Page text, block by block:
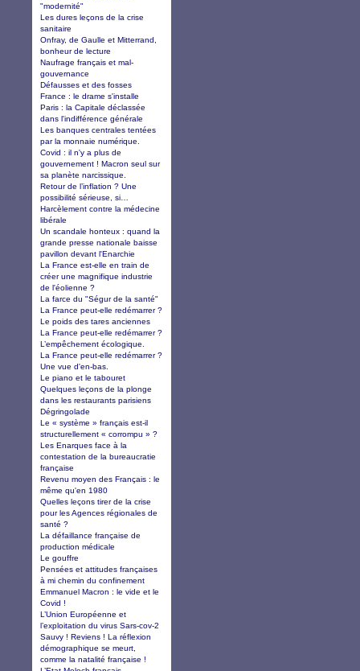
"modernité"
Les dures leçons de la crise
sanitaire
Onfray, de Gaulle et Mitterrand,
bonheur de lecture
Naufrage français et mal-
gouvernance
Défausses et des fosses
France : le drame s'installe
Paris : la Capitale déclassée
dans l'indifférence générale
Les banques centrales tentées
par la monnaie numérique.
Covid : il n'y a plus de
gouvernement ! Macron seul sur
sa planète narcissique.
Retour de l’inflation ? Une
possibilité sérieuse, si…
Harcèlement contre la médecine
libérale
Un scandale honteux : quand la
grande presse nationale baisse
pavillon devant l'Enarchie
La France est-elle en train de
créer une magnifique industrie
de l'éolienne ?
La farce du "Ségur de la santé"
La France peut-elle redémarrer ?
Le poids des tares anciennes
La France peut-elle redémarrer ?
L’empêchement écologique.
La France peut-elle redémarrer ?
Une vue d'en-bas.
Le piano et le tabouret
Quelques leçons de la plonge
dans les restaurants parisiens
Dégringolade
Le « système » français est-il
structurellement « corrompu » ?
Les Enarques face à la
contestation de la bureaucratie
française
Revenu moyen des Français : le
même qu'en 1980
Quelles leçons tirer de la crise
pour les Agences régionales de
santé ?
La défaillance française de
production médicale
Le gouffre
Pensées et attitudes françaises
à mi chemin du confinement
Emmanuel Macron : le vide et le
Covid !
L’Union Européenne et
l’exploitation du virus Sars-cov-2
Sauvy ! Reviens ! La réflexion
démographique se meurt,
comme la natalité française !